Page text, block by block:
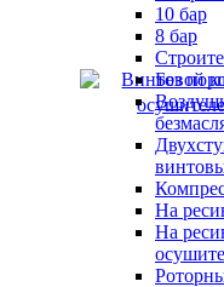
10 бар
8 бар
Без
На
На